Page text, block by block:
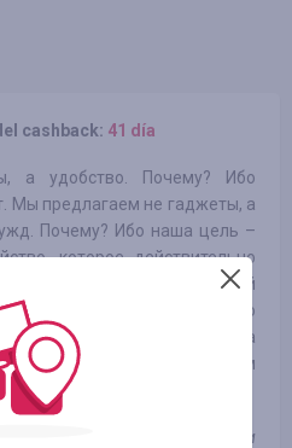
cashback: 41 día
а удобство. Почему? Ибо
Мы предлагаем не гаджеты, а
Почему? Ибо наша цель –
которое действительно
целей! Мы преданы своей
звезда, как и каждый его
Мы не остановимся, пока
И, похоже, будем
мир.
при использовании